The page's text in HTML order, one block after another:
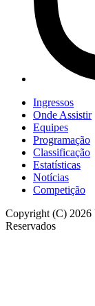
Ingressos
Onde Assistir
Equipes
Programação
Classificação
Estatísticas
Notícias
Competição
Copyright (C) 2026
Reservados